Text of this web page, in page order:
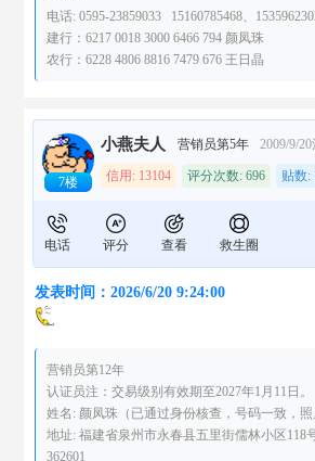
电话: 0595-23859033 15160785468、
建行：6217 0018 3000 6466 794 颜凤珠
农行：6228 4806 8816 7479 676 王日晶
7楼
小燕夫人 营销员第5年 2009/9/
信用: 13104 评分次数: 696 贴数:
电话 评分 查看 救生圈
发表时间：2026/6/20 9:24:00
营销员第12年
认证员注：交易级别有效期至2027年1月11日。
姓名: 颜凤珠（已通过身份核查，号码一致，照
地址: 福建省泉州市永春县五里街儒林小区
362601